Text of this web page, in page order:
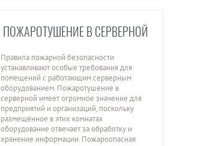
ПОЖАРОТУШЕНИЕ В СЕРВЕРНОЙ
Правила пожарной безопасности
устанавливают особые требования для
помещений с работающим серверным
оборудованием. Пожаротушение в
серверной имеет огромное значение для
предприятий и организаций, поскольку
размещённое в этих комнатах
оборудование отвечает за обработку и
хранение информации. Пожароопасная